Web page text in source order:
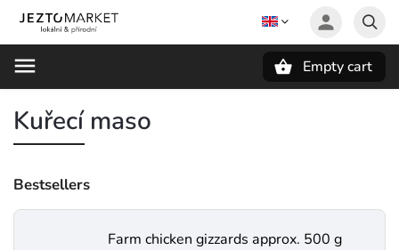
Empty cart
Kuřecí maso
Bestsellers
Farm chicken gizzards approx. 500 g